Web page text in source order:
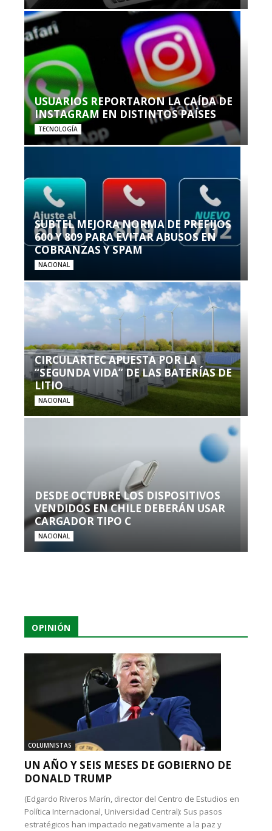
USUARIOS REPORTARON LA CAÍDA DE
INSTAGRAM EN DISTINTOS PAÍSES
TECNOLOGÍA
SUBTEL MEJORA NORMA DE PREFIJOS
600 Y 809 PARA EVITAR ABUSOS EN
COBRANZAS Y SPAM
NACIONAL
CIRCULARTEC APUESTA POR LA
“SEGUNDA VIDA” DE LAS BATERÍAS DE
LITIO
NACIONAL
DESDE OCTUBRE LOS DISPOSITIVOS
VENDIDOS EN CHILE DEBERÁN USAR
CARGADOR TIPO C
NACIONAL
OPINIÓN
COLUMNISTAS
UN AÑO Y SEIS MESES DE GOBIERNO DE
DONALD TRUMP
(Edgardo Riveros Marín, director del Centro de Estudios en
Política Internacional, Universidad Central): Sus pasos
estratégicos han impactado negativamente a la paz y